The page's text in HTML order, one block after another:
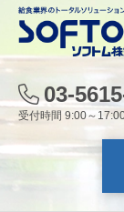
03-
受付時間 9:00～17:00